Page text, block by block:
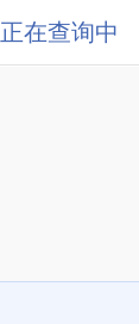
正在查询中